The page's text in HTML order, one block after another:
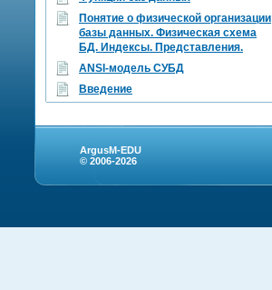
Понятие о физической организации
базы данных. Физическая схема
БД. Индексы. Представления.
ANSI-модель СУБД
Введение
ArgusM-EDU
© 2006-2026